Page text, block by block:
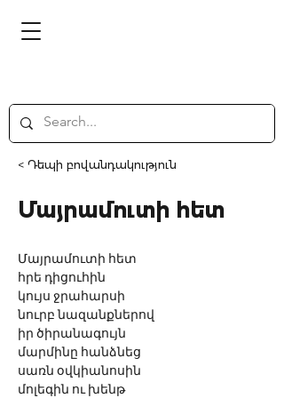
< Դեպի բովանդակություն
Մայրամուտի հետ
Մայրամուտի հետ
հրե դիցուհին
կույս ջրահարսի
նուրբ նազանքներով
իր ծիրանագույն
մարմինը հանձնեց
սառն օվկիանոսին
մոլեգին ու խենթ